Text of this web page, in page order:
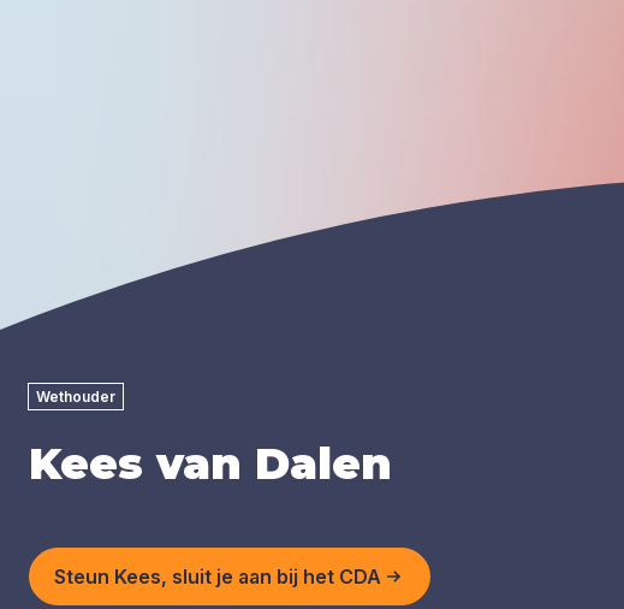
Wethouder
Kees van Dalen
Steun Kees, sluit je aan bij het CDA